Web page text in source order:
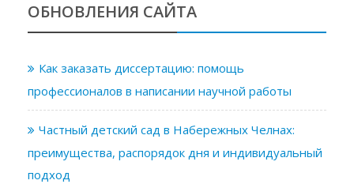
ОБНОВЛЕНИЯ САЙТА
Как заказать диссертацию: помощь
профессионалов в написании научной работы
Частный детский сад в Набережных Челнах:
преимущества, распорядок дня и индивидуальный
подход